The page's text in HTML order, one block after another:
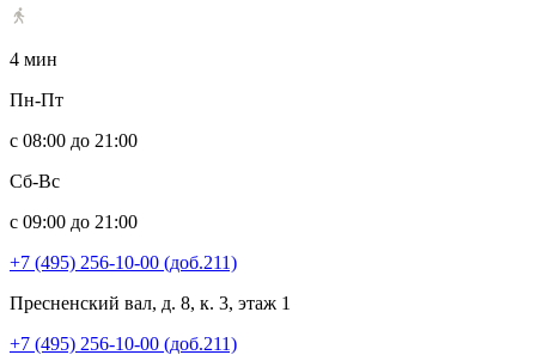
4 мин
Пн-Пт
с 08:00 до 21:00
Сб-Вс
с 09:00 до 21:00
+7 (495) 256-10-00 (доб.211)
Пресненский вал, д. 8, к. 3, этаж 1
+7 (495) 256-10-00 (доб.211)